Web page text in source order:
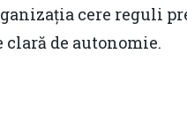
cere reguli
de autonomie.